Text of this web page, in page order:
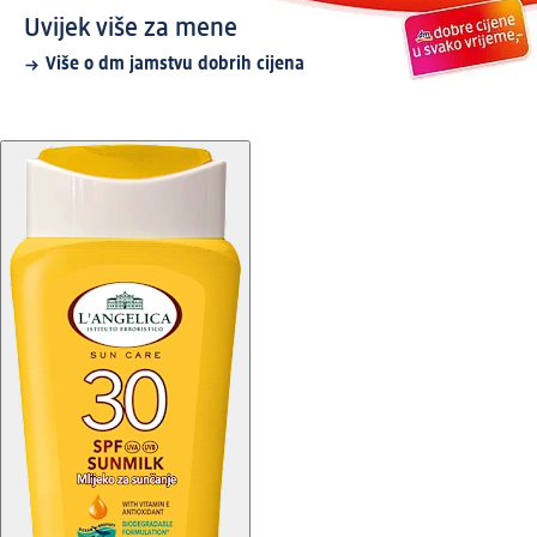
Uvijek više za mene
Više o dm jamstvu dobrih cijena